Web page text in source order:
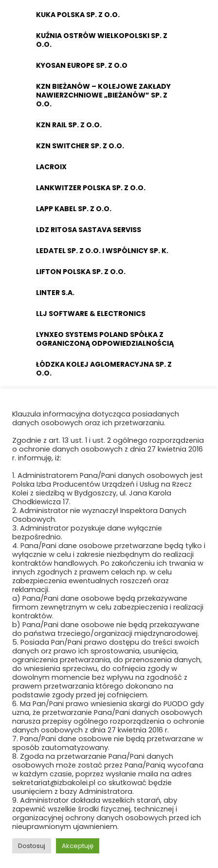
KUKA POLSKA SP. Z O.O.
KUŹNIA OSTRÓW WIELKOPOLSKI SP. Z
O.O.
KYOSAN EUROPE SP. Z O.O
KZN BIEŻANÓW – KOLEJOWE ZAKŁADY
NAWIERZCHNIOWE „BIEŻANÓW” SP. Z
O.O.
KZN RAIL SP. Z O.O.
KZN SWITCHER SP. Z O.O.
LACROIX
LANKWITZER POLSKA SP. Z O.O.
LAPP KABEL SP. Z O.O.
LDZ RITOSA SASTAVA SERVISS
LEDATEL SP. Z O.O. I WSPÓLNICY SP. K.
LIFTON POLSKA SP. Z O.O.
LINTER S.A.
LLJ SOFTWARE & ELECTRONICS
LYNXEO SYSTEMS POLAND SPÓŁKA Z
OGRANICZONĄ ODPOWIEDZIALNOŚCIĄ
ŁÓDZKA KOLEJ AGLOMERACYJNA SP. Z
O.O.
MACRO-SYSTEM SP. Z O.O.
MÄDER POLAND
MAFELEC TEAM POLSKA SP. Z O.O.
MAK UBEZPIECZENIA SP. Z O.O.
MAŁE ŻURAWIE
MANKIEWICZ LAKIERY PRZEMYSŁOWE SP.
Z O.O. I S.K.
MASCORT USZCZELNIENIA
MAXIMUS PIOTR MAKSYMÓW
MAXTO TECHNOLOGY SPÓŁKA Z O.O.
MCMET SP. Z O.O.
MCPOLSKA.PL SP. Z O.O. SP.K.
MEDCOM SP. Z O.O.
METEOR EWA WIECZOREK
MIAMI TOMASZ ZAWADZKI SP. Z O.O.
MIDURA GROUP SP. Z O.O.
MIĘDZYNARODOWE TARGI POZNAŃSKIE
SP. Z O.O.
MIKRONIKA SP. Z O.O.
MILLENNIUM LEASING SP. Z O.O.
MK SEATS SP. Z O.O.
MMR GROUP SP. Z O.O
MMT IDEA SP. Z O.O. SP. K.
Klauzula informacyjna dotycząca posiadanych
danych osobowych oraz ich przetwarzaniu.
Zgodnie z art. 13 ust. 1 i ust. 2 ogólnego rozporządzenia
o ochronie danych osobowych z dnia 27 kwietnia 2016
r. informuję, iż:
1. Administratorem Pana/Pani danych osobowych jest
Polska Izba Producentów Urządzeń i Usług na Rzecz
Kolei z siedzibą w Bydgoszczy, ul. Jana Karola
Chodkiewicza 17.
2. Administrator nie wyznaczył Inspektora Danych
Osobowych.
3. Administrator pozyskuje dane wyłącznie
bezpośrednio.
4. Pana/Pani dane osobowe przetwarzane będą tylko i
wyłącznie w celu i zakresie niezbędnym do realizacji
kontraktów handlowych. Po zakończeniu ich trwania w
innych zgodnych z prawem celach np. w celu
zabezpieczenia ewentualnych roszczeń oraz
reklamacji.
a) Pana/Pani dane osobowe będą przekazywane
firmom zewnętrznym w celu zabezpieczenia i realizacji
kontraktów.
b) Pana/Pani dane osobowe nie będą przekazywane
do państwa trzeciego/organizacji międzynarodowej.
5. Posiada Pan/Pani prawo dostępu do treści swoich
danych orz prawo ich sprostowania, usunięcia,
ograniczenia przetwarzania, do przenoszenia danych,
do wniesienia sprzeciwu, do cofnięcia zgody w
dowolnym momencie bez wpływu na zgodność z
prawem przetwarzania którego dokonano na
podstawie zgody przed jej cofnięciem.
6. Ma Pan/Pani prawo wniesienia skargi do PUODO gdy
uzna, że przetwarzanie Pana/Pani danych osobowych
narusza przepisy ogólnego rozporządzenia o ochronie
danych osobowych z dnia 27 kwietnia 2016 r.
7. Pana/Pani dane osobowe nie będą przetwarzane w
sposób zautomatyzowany.
8. Zgoda na przetwarzanie Pana/Pani danych
osobowych może zostać przez Pana/Panią wycofana
w każdym czasie, poprzez wysłanie maila na adres
sekretariat@izbakolei.pl co skutkować będzie
usunięciem z bazy Administratora.
9. Administrator dokłada wszelkich starań, aby
zapewnić wszelkie środki fizycznej, technicznej i
organizacyjnej ochrony danych osobowych przed ich
nieuprawnionym ujawnieniem.
Dostosuj Akceptuję